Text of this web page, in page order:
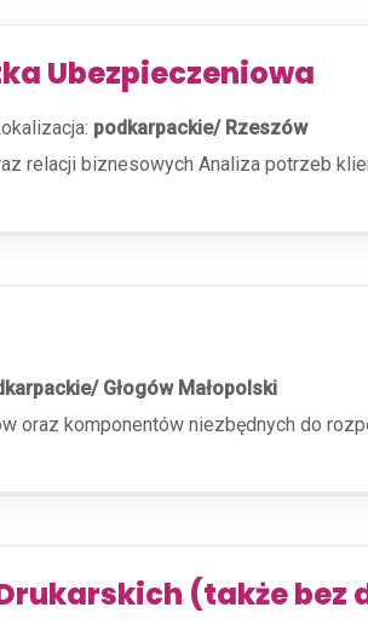
Ubezpieczeniowa
podkarpackie/ Rzeszów
relacji biznesowych Analiza potrzeb
Głogów Małopolski
oraz komponentów niezbędnych do
(także bez